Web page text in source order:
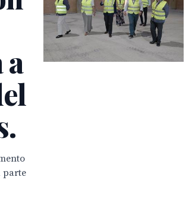
parte